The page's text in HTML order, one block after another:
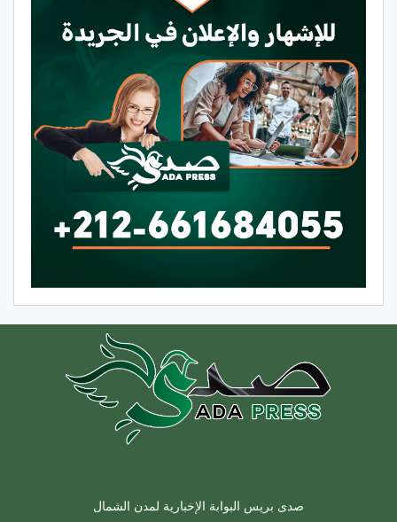
صدى بريس البوابة الإخبارية لمدن الشمال